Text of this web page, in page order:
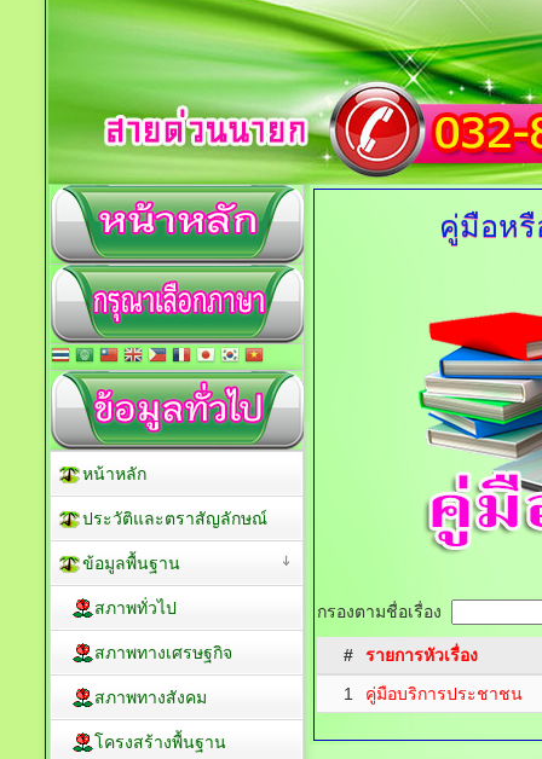
คู่มือหรื
กรองตามชื่อเรื่อง
#
รายการหัวเรื่อง
1
คู่มือบริการประชาชน
หน้าหลัก
ประวัติและตราสัญลักษณ์
ข้อมูลพื้นฐาน
สภาพทั่วไป
สภาพทางเศรษฐกิจ
สภาพทางสังคม
โครงสร้างพื้นฐาน